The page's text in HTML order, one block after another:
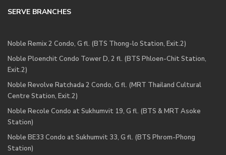
SERVE BRANCHES
Noble Remix 2 Condo, G fl. (BTS Thong-lo Station, Exit.2)
Noble Ploenchit Condo Tower D, 2 fl. (BTS Phloen-Chit Station,
Exit.2)
Noble Revolve Ratchada 2 Condo, G fl. (MRT Thailand Cultural
Centre Station, Exit.2)
Noble Recole Condo at Sukhumvit 19, G fl. (BTS & MRT Asoke
Station)
Noble BE33 Condo at Sukhumvit 33, G fl. (BTS Phrom-Phong
Station)